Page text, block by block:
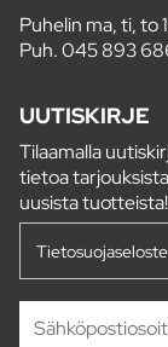
Puhelin ma, ti, to
Puh.045 893
UUTISKIRJE
Tilaamalla
tietoa
uusista tuotteista!